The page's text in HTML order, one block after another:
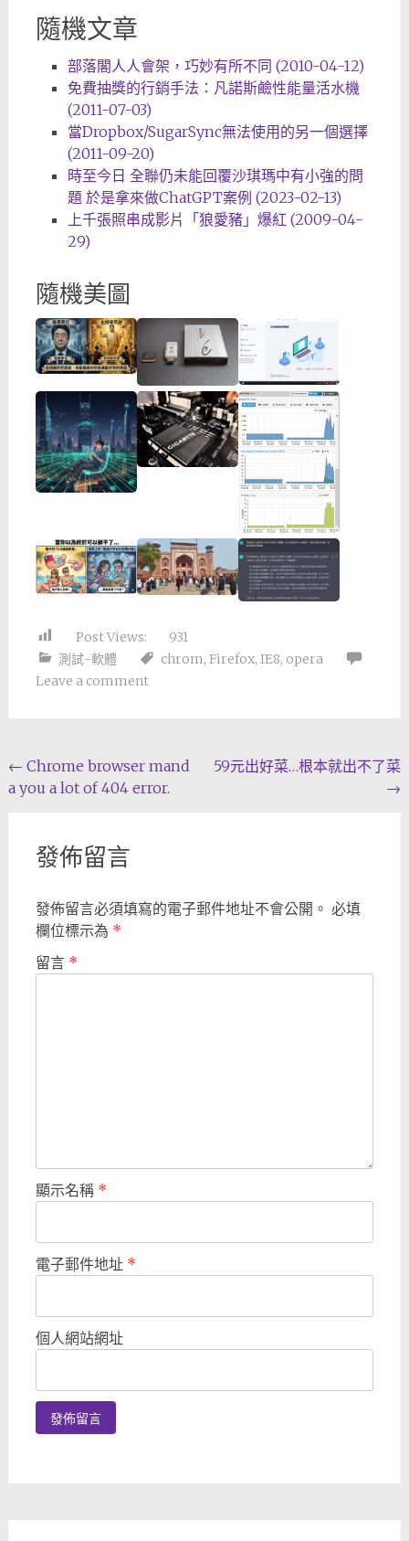
隨機文章
部落閣人人會架，巧妙有所不同 (2010-04-12)
免費抽獎的行銷手法：凡諾斯鹼性能量活水機
(2011-07-03)
當Dropbox/SugarSync無法使用的另一個選擇
(2011-09-20)
時至今日 全聯仍未能回覆沙琪瑪中有小強的問
題 於是拿來做ChatGPT案例 (2023-02-13)
上千張照串成影片「狼愛豬」爆紅 (2009-04-
29)
隨機美圖
Post Views:
931
測試-軟體
chrom, Firefox, IE8, opera
Leave a comment
Post
navigation
← Chrome browser mand
a you a lot of 404 error.
59元出好菜…根本就出不了菜
→
發佈留言
發佈留言必須填寫的電子郵件地址不會公開。 必填
欄位標示為 *
留言 *
顯示名稱 *
電子郵件地址 *
個人網站網址